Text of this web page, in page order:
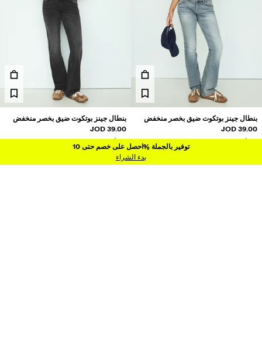
بنطال جينز بوتكوت ضيق بخصر منخفض
39.00 JOD
4 الألوان
بنطال جينز بوتكوت ضيق بخصر منخفض
39.00 JOD
4 الألوان
توفير بالجملة %احصل على خصم حتى 10
توفير بالجملة %احصل على خصم حتى 10
بدء الشراء